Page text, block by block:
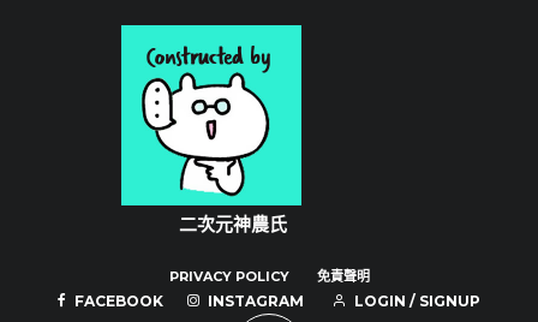
PRIVACY POLICY 免責聲明
FACEBOOK INSTAGRAM LOGIN / SIGNUP